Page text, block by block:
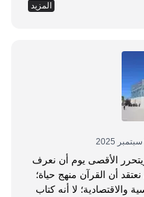
الدينية؛ بل والإنسانية،
عقيدةٍ ومنهجٍ يؤمن بعبادة
المزيد
الأقصى يوم أن نعرف
نعتقد أن القرآن منهج حياة؛
والاقتصادية؛ لا أنه كتاب